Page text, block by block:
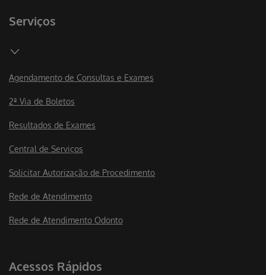
Serviços
Agendamento de Consultas e Exames
2ª Via de Boletos
Resultados de Exames
Central de Serviços
Solicitar Autorização de Procedimento
Rede de Atendimento
Rede de Atendimento Odonto
Acessos Rápidos